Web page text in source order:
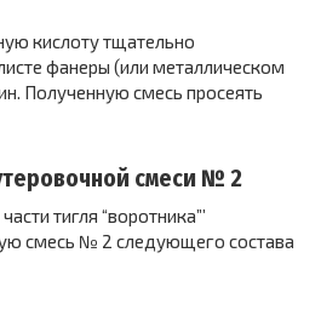
кислоту тщательно
фанеры (или металлическом
Полученную смесь просеять
смеси № 2
тигля “воротника”’
смесь № 2 следующего состава